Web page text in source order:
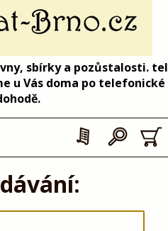
sbírky a pozůstalosti. tel
u Vás doma po telefonické